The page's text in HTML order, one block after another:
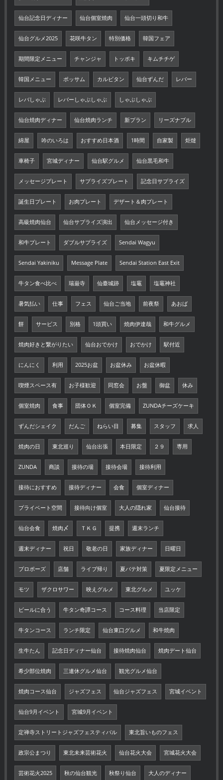
仙台記念日ディナー 仙台個室焼肉 仙台一頭切り和牛
仙台グルメ2025 花咲牛タン 特別価格 韓国フェア
期間限定メニュー チャンジャ トッポキ キムチチゲ
韓国メニュー ポッサム カルビタン 仙台ずんだ レバー
レバしゃぶ レバーしゃぶしゃぶ しゃぶしゃぶ
仙台焼肉ディナー 仙台焼肉ランチ 新プラン リーズナブル
綿屋 吟のいろは おすすめ日本酒 1時間 自家製 炬燵
車椅子 宮城ディナー 仙台駅グルメ 仙台黒毛和牛
メッセージプレート サプライズプレート 記念日サプライズ
誕生日プレート お肉プレート デザート＆肉プレート
高級焼肉仙台 仙台サプライズ演出 仙台メッセージ付き
和牛プレート ダブルサプライズ Sendai Wagyu
Sendai Yakiniku Message Plate Sendai Station East Exit
牛タン食べ比べ 瑞巌寺 仙臺城跡 塩竈 塩竈神社
暑気払い 仕事 フェス 仙台ご当地 前夜祭 あおば
餅 サービス 別格 1頭買い 焼肉伊達哉 和牛グルメ
焼肉好きと繋がりたい 仙台おでかけ おでかけ 駅付近
にんにく 利用 2025お盆 お盆休み お盆休暇
喫煙スペース有 お子様歓迎 同窓会 お盤 御盆 休み
個室焼肉 食事 団体ＯＫ 個室完備 ZUNDAチーズケーキ
ずんだシェイク だんご ねらい目 募集 スタッフ 求人
焼肉の日 東北巡り 仙台出張 本日限定 ２９ 専用
ZUNDA 商談 接待の場 接待会場 接待利用
接待におすすめ 接待ディナー 会食 個室ディナー
プライベート空間 接待向け個室 大人の隠れ家 仙台接待
仙台会食 焼肉〆 ＴＫＧ 提携 週末ランチ
週末ディナー 祝日 敬老の日 家族ディナー 日曜日
プロポーズ 店舗 ライブ帰り 夏バテ対策 夏限定メニュー
モツ ザクロサワー 映えグルメ 東北グルメ ユッケ
ビールに合う 牛タン奇譚コース コース料理 当店限定
牛タンコース ランチ限定 仙台東口グルメ 和牛焼肉
生牛たん 記念日ディナー仙台 接待焼肉仙台 焼肉デート仙台
希少部位焼肉 三連休グルメ仙台 観光グルメ仙台
焼肉コース仙台 ジャズフェス 仙台ジャズフェス 宮城イベント
仙台9月イベント 宮城9月イベント
定禅寺ストリートジャズフェスティバル 東北旨いものフェス
政宗公まつり 東北未来芸術花火 仙台花火大会 宮城花火大会
芸術花火2025 秋の仙台観光 秋祭り仙台 大人のディナー